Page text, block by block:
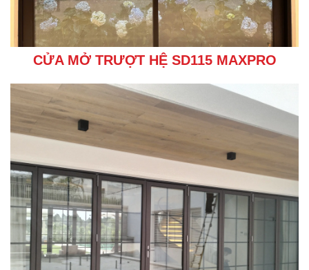
CỬA MỞ TRƯỢT HỆ SD115 MAXPRO